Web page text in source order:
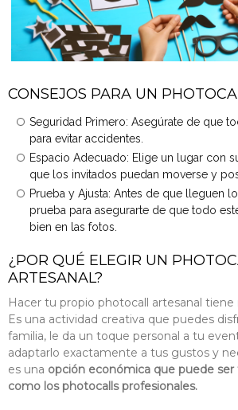
CONSEJOS PARA UN
Seguridad Primero: Asegúrate de que
para evitar accidentes.
Espacio Adecuado: Elige un lugar con
que los invitados puedan moverse y
Prueba y Ajusta: Antes de que lleguen
prueba para asegurarte de que todo
bien en las fotos.
¿POR QUÉ ELEGIR UN
ARTESANAL?
Hacer tu propio photocall artesanal tiene
Es una actividad creativa que puedes
familia, le da un toque personal a tu
adaptarlo exactamente a tus gustos y
es una opción económica que puede
como los photocalls profesionales.